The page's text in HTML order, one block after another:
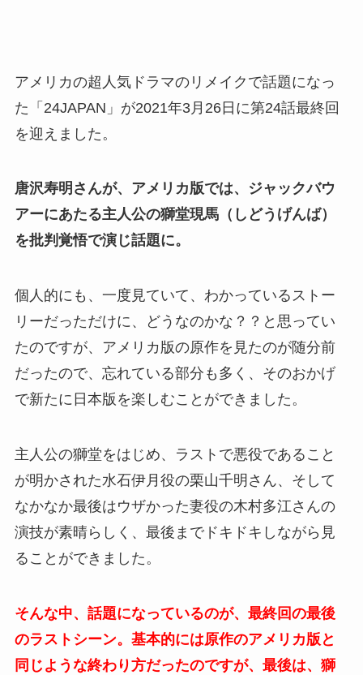
アメリカの超人気ドラマのリメイクで話題になっ
た「24JAPAN」が2021年3月26日に第24話最終回
を迎えました。
唐沢寿明さんが、アメリカ版では、ジャックバウ
アーにあたる主人公の獅堂現馬（しどうげんば）
を批判覚悟で演じ話題に。
個人的にも、一度見ていて、わかっているストー
リーだっただけに、どうなのかな？？と思ってい
たのですが、アメリカ版の原作を見たのが随分前
だったので、忘れている部分も多く、そのおかげ
で新たに日本版を楽しむことができました。
主人公の獅堂をはじめ、ラストで悪役であること
が明かされた水石伊月役の栗山千明さん、そして
なかなか最後はウザかった妻役の木村多江さんの
演技が素晴らしく、最後までドキドキしながら見
ることができました。
そんな中、話題になっているのが、最終回の最後
のラストシーン。基本的には原作のアメリカ版と
同じような終わり方だったのですが、最後は、獅